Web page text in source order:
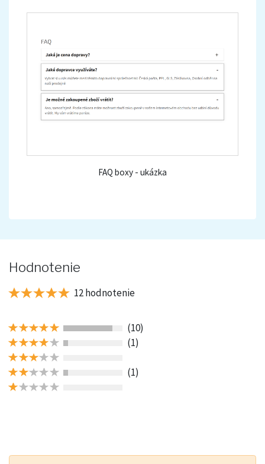
FAQ boxy - ukázka
Hodnotenie
12 hodnotenie
(10)
(1)
(1)